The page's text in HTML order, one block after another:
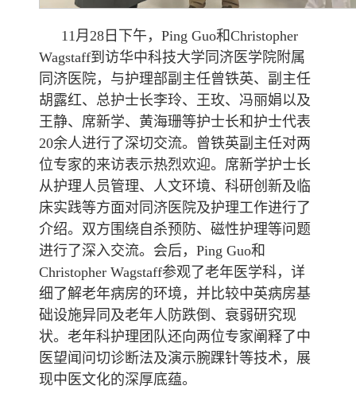
11月28日下午，Ping Guo和Christopher
Wagstaff到访华中科技大学同济医学院附属
同济医院，与护理部副主任曾铁英、副主任
胡露红、总护士长李玲、王玫、冯丽娟以及
王静、席新学、黄海珊等护士长和护士代表
20余人进行了深切交流。曾铁英副主任对两
位专家的来访表示热烈欢迎。席新学护士长
从护理人员管理、人文环境、科研创新及临
床实践等方面对同济医院及护理工作进行了
介绍。双方围绕自杀预防、磁性护理等问题
进行了深入交流。会后，Ping Guo和
Christopher Wagstaff参观了老年医学科，详
细了解老年病房的环境，并比较中英病房基
础设施异同及老年人防跌倒、衰弱研究现
状。老年科护理团队还向两位专家阐释了中
医望闻问切诊断法及演示腕踝针等技术，展
现中医文化的深厚底蕴。